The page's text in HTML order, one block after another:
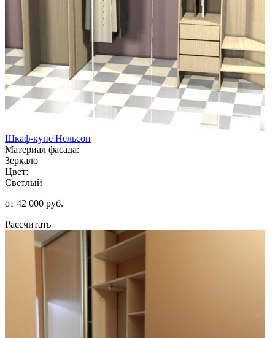
Шкаф-купе Нельсон
Материал фасада:
Зеркало
Цвет:
Светлый
от 42 000 руб.
Рассчитать